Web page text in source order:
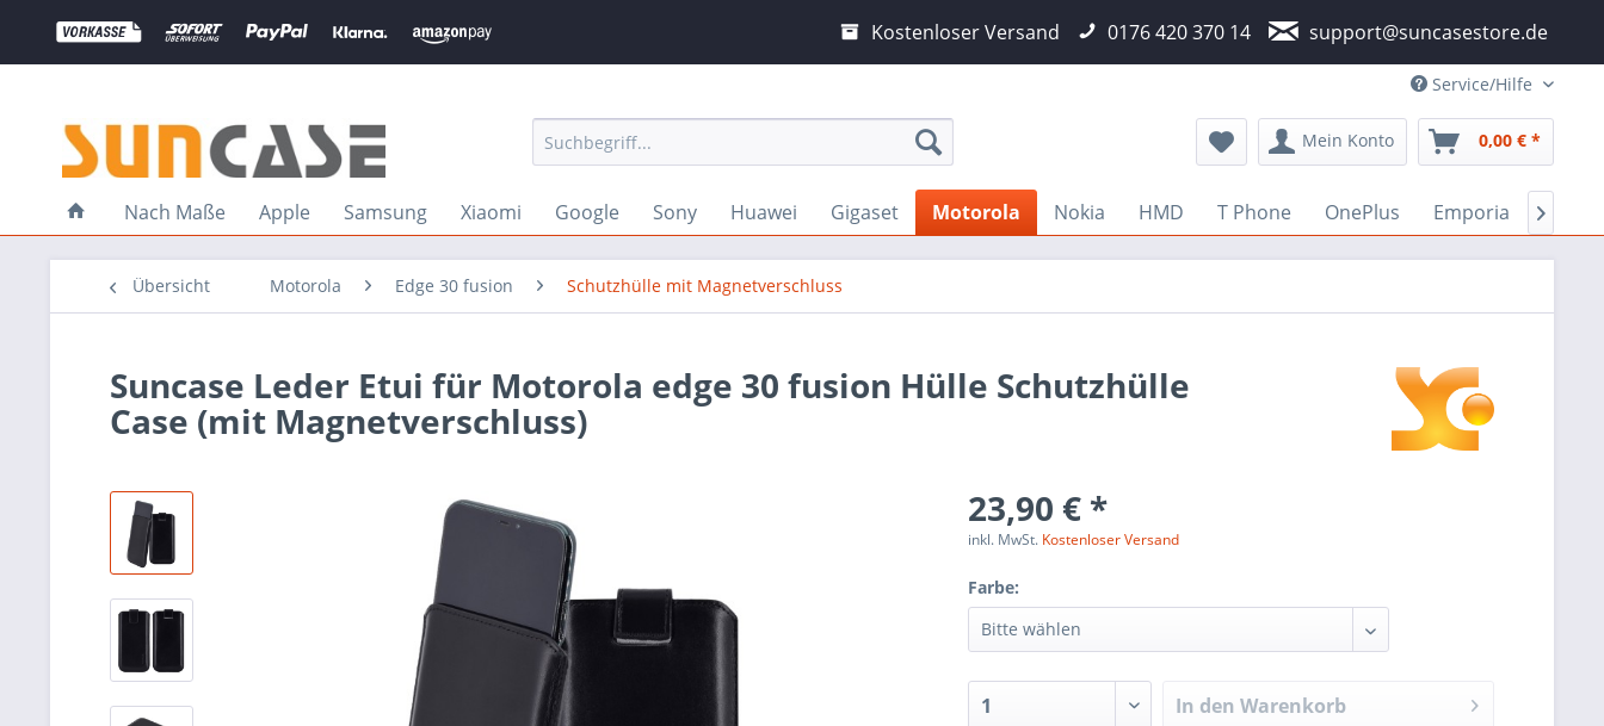
Kostenloser Versand 0176 420 370 14 support@suncasestore.de
Service/Hilfe
Mein Konto 0,00 € *
Nach Maße Apple Samsung Xiaomi Google Sony Huawei Gigaset Motorola Nokia HMD T Phone OnePlus Emporia 
Übersicht Motorola Edge 30 fusion Schutzhülle mit Magnetverschluss
Suncase Leder Etui für Motorola edge 30 fusion Hülle Schutzhülle
Case (mit Magnetverschluss)
23,90 € *
inkl. MwSt. Kostenloser Versand
Farbe:
In den Warenkorb